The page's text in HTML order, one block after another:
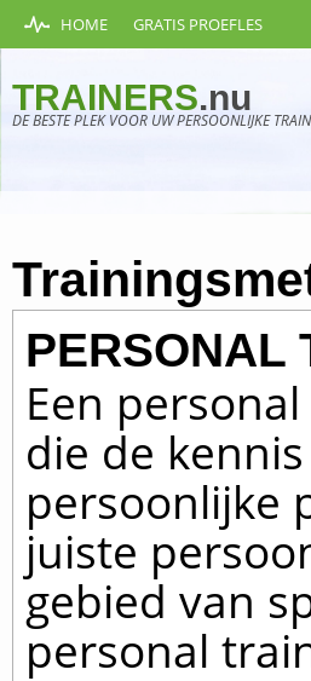
HOME GRATIS PROEFLES
TRAINERS.nu
DE BESTE PLEK VOOR UW PERSOONLIJKE
PERSONAL
Een
die de
persoonlijke
juiste
gebied van
personal